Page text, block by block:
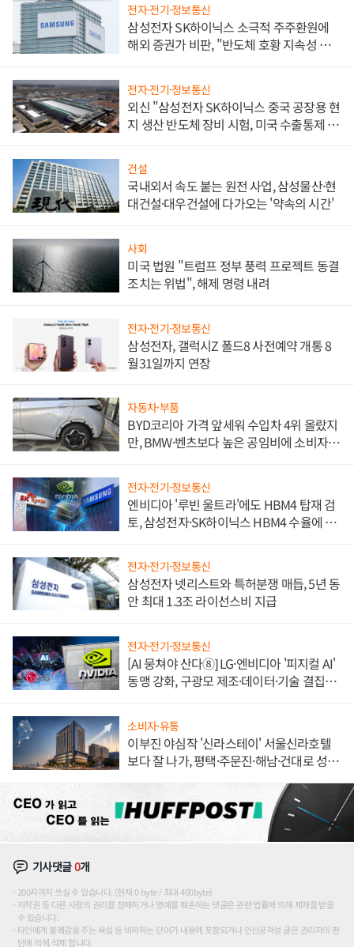
전자·전기·정보통신
삼성전자 SK하이닉스 소극적 주주환원에
해외 증권가 비판, "반도체 호황 지속성 의
전자·전기·정보통신
외신 "삼성전자 SK하이닉스 중국 공장용 현
지 생산 반도체 장비 시험, 미국 수출통제 대
건설
국내외서 속도 붙는 원전 사업, 삼성물산·현
대건설·대우건설에 다가오는 '약속의 시간'
사회
미국 법원 "트럼프 정부 풍력 프로젝트 동결
조치는 위법", 해제 명령 내려
전자·전기·정보통신
삼성전자, 갤럭시Z 폴드8 사전예약 개통 8
월31일까지 연장
자동차·부품
BYD코리아 가격 앞세워 수입차 4위 올랐지
만, BMW·벤츠보다 높은 공임비에 소비자
전자·전기·정보통신
엔비디아 '루빈 울트라'에도 HBM4 탑재 검
토, 삼성전자·SK하이닉스 HBM4 수율에 주
전자·전기·정보통신
삼성전자 넷리스트와 특허분쟁 매듭, 5년 동
안 최대 1.3조 라이선스비 지급
전자·전기·정보통신
[AI 뭉쳐야 산다⑧] LG·엔비디아 '피지컬 AI'
동맹 강화, 구광모 제조·데이터·기술 결집
소비자·유통
이부진 야심작 '신라스테이' 서울신라호텔
보다 잘 나가, 평택·주문진·해남·건대로 성
기사댓글0개
200자까지 쓰실 수 있습니다. (현재 0 byte / 최대 400byte)
저작권 등 다른 사람의 권리를 침해하거나 명예를 훼손하는 댓글은 관련 법률에 의해 제재를 받을
수 있습니다.
타인에게 불쾌감을 주는 욕설 등 비하하는 단어가 내용에 포함되거나 인신공격성 글은 관리자의 판
단에 의해 삭제 합니다.